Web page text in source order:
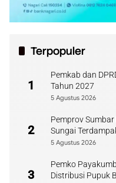
Terpopuler
1
Pemkab dan
Tahun 2027
5 Agustus 2026
2
Pemprov
Sungai
5 Agustus 2026
3
Pemko
Distribusi Pupuk